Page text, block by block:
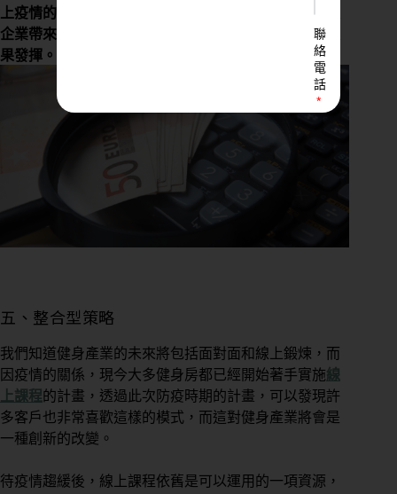
上疫情的波及，我們需要透過更精簡的模式，為客戶及
企業帶來更便利的選擇，以微小的成本，達到最大的效
果發揮。
五、整合型策略
我們知道健身產業的未來將包括面對面和線上鍛煉，而
因疫情的關係，現今大多健身房都已經開始著手實施線
上課程的計畫，透過此次防疫時期的計畫，可以發現許
多客戶也非常喜歡這樣的模式，而這對健身產業將會是
一種創新的改變。
待疫情趨緩後，線上課程依舊是可以運用的一項資源，
聯
絡
電
話
營
業
狀